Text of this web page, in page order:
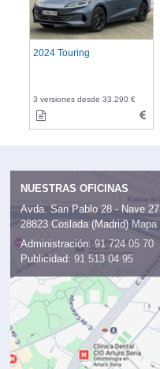
2024 Touring
3 versiones desde 33.290 €
NUESTRAS OFICINAS
Avda. San Pablo 28 - Nave 27,
28823 Coslada (Madrid) Mapa
Administración: 91 724 05 70
Publicidad: 91 513 04 95